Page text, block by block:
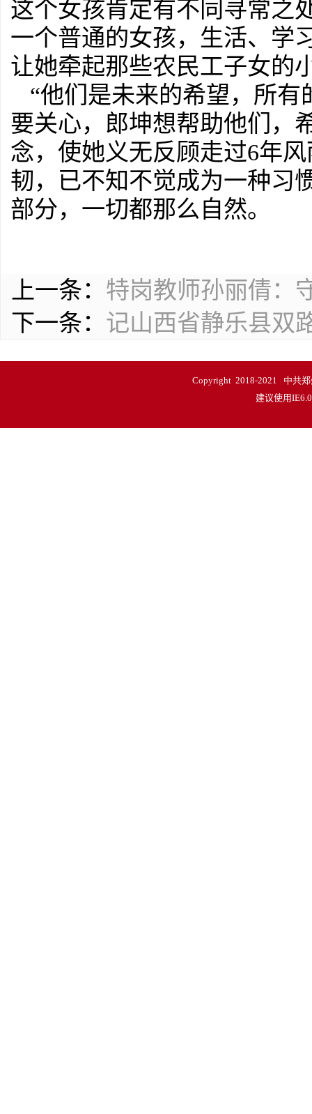
这个女孩肯定有不同寻常之
一个普通的女孩，生活、学
让她牵起那些农民工子女的
“他们是未来的希望，所
要关心，郎坤想帮助他们，
念，使她义无反顾走过6年
韧，已不知不觉成为一种习
部分，一切都那么自然。
上一条： 特岗教师孙丽倩：
下一条： 记山西省静乐县双
Copyright 2018-2021 中共
建议使用IE6.0以